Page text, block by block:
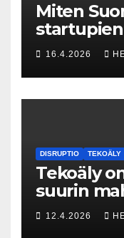
Miten
Tesin Piia
kovat
16.4.2026
DISRUPTIO TEKOÄLY
Tekoäly
suurin
uhka, joka
tekoja
12.4.2026